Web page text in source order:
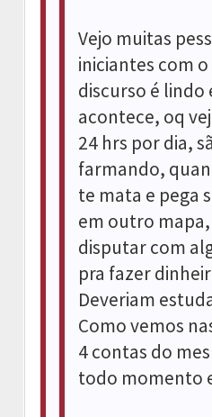
Vejo muitas
iniciantes com
discurso é
acontece, oq
24 hrs por dia,
farmando,
te mata e pega
em outro
disputar com
pra fazer
Deveriam
Como vemos
4 contas do
todo momento